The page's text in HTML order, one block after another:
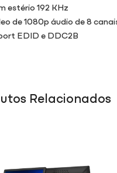
estério 192 KHz
de 1080p áudio de 8
EDID e DDC2B
Relacionados